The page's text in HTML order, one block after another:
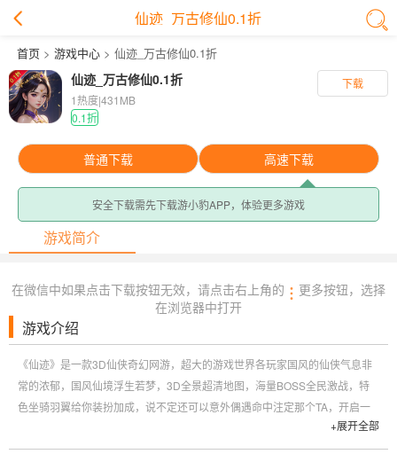
仙迹_万古修仙0.1折
首页> 游戏中心> 仙迹_万古修仙0.1折
下载
仙迹_万古修仙0.1折
1热度|431MB
0.1折
普通下载 高速下载
安全下载需先下载游小豹APP，体验更多游戏
游戏简介
在微信中如果点击下载按钮无效，请点击右上角的
更多按钮，选择
在浏览器中打开
游戏介绍
《仙迹》是一款3D仙侠奇幻网游，超大的游戏世界各玩家国风的仙侠气息非
常的浓郁，国风仙境浮生若梦，3D全景超清地图，海量BOSS全民激战，特
色坐骑羽翼给你装扮加成，说不定还可以意外偶遇命中注定那个TA，开启一
+展开全部